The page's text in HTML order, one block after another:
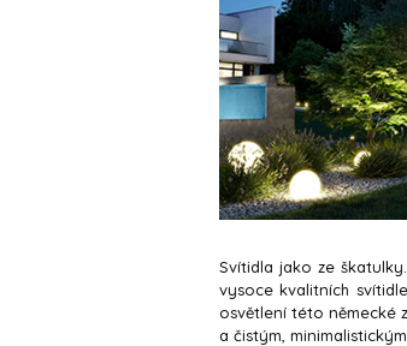
Svítidla jako ze
vysoce kvalitních
osvětlení této německé
a čistým,